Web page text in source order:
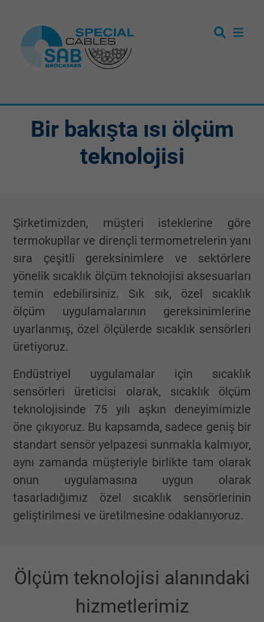
Bir bakışta ısı ölçüm
teknolojisi
Şirketimizden, müşteri isteklerine göre
termokupllar ve dirençli termometrelerin yanı
sıra çeşitli gereksinimlere ve sektörlere
yönelik sıcaklık ölçüm teknolojisi aksesuarları
temin edebilirsiniz. Sık sık, özel sıcaklık
ölçüm uygulamalarının gereksinimlerine
uyarlanmış, özel ölçülerde sıcaklık sensörleri
üretiyoruz.
Endüstriyel uygulamalar için sıcaklık
sensörleri üreticisi olarak, sıcaklık ölçüm
teknolojisinde 75 yılı aşkın deneyimimizle
öne çıkıyoruz. Bu kapsamda, sadece geniş bir
standart sensör yelpazesi sunmakla kalmıyor,
aynı zamanda müşteriyle birlikte tam olarak
onun uygulamasına uygun olarak
tasarladığımız özel sıcaklık sensörlerinin
geliştirilmesi ve üretilmesine odaklanıyoruz.
Ölçüm teknolojisi alanındaki
hizmetlerimiz